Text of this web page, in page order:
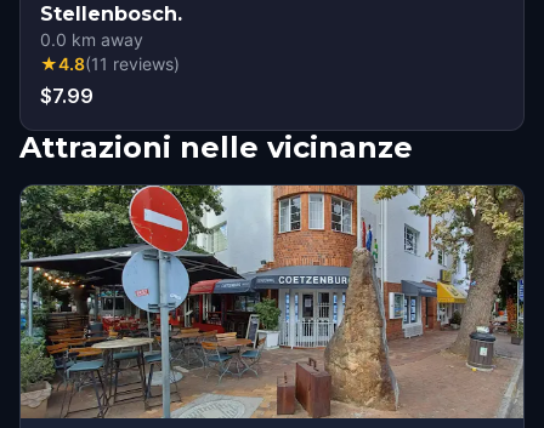
Stellenbosch.
0.0 km away
★4.8(11 reviews)
$7.99
Attrazioni nelle vicinanze